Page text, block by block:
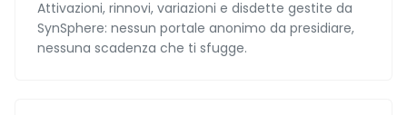
Attivazioni, rinnovi, variazioni e disdette gestite da
SynSphere: nessun portale anonimo da presidiare,
nessuna scadenza che ti sfugge.